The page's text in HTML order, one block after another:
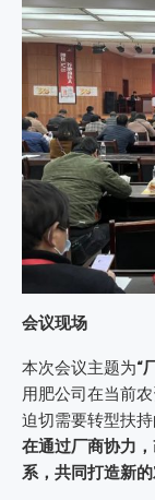
会议现场
本次会议主题为“
用肥公司在当前
迫切需要转型扶
在通过厂商协力
系，共同打造新的